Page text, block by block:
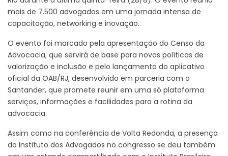
mais de 7.500 advogados em uma jornada intensa de
capacitação, networking e inovação.
O evento foi marcado pela apresentação do Censo da
Advocacia, que servirá de base para novas políticas de
valorização e inclusão e pelo lançamento do aplicativo
oficial da OAB/RJ, desenvolvido em parceria com o
Santander, que promete reunir em uma só plataforma
serviços, informações e facilidades para a rotina da
advocacia.
Assim como na conferência de Volta Redonda, a presença
do Instituto dos Advogados no congresso se deu também